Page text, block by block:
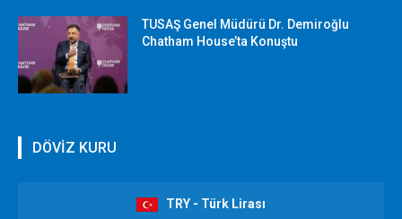
TUSAŞ Genel Müdürü Dr. Demiroğlu
Chatham House’ta Konuştu
DÖVİZ KURU
TRY - Türk Lirası